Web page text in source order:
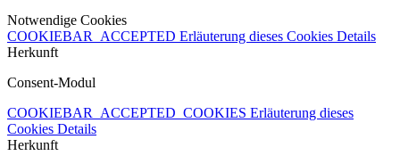
Notwendige Cookies
COOKIEBAR_ACCEPTED Erläuterung dieses Cookies Details
Herkunft
Consent-Modul
COOKIEBAR_ACCEPTED_COOKIES Erläuterung dieses
Cookies Details
Herkunft